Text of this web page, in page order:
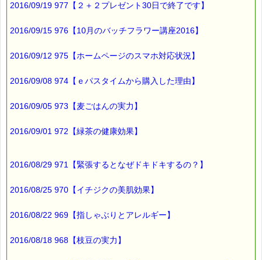
http://www.pass-thyme.com/guide/info.asp
■オススメの講座情報
→http://www.pass-thyme.com/office/ptt1-6days.asp
→https://www.facebook.com/pass.thyme.bach.flower
■ｅパスタイム通信編集長 ルコ＠千葉るみこ 編集後記
普段
血管のことは
あまり気にしていませんでした。
毎日食べるもので
少し気を配って
2016/09/19 977【２＋２プレゼント30日で終了です】
2016/09/15 976【10月のバッチフラワー講座2016】
2016/09/12 975【ホームページのスマホ対応状況】
2016/09/08 974【ｅパスタイムから購入した理由】
2016/09/05 973【麦ごはんの実力】
2016/09/01 972【緑茶の健康効果】
2016/08/29 971【緊張するとなぜドキドキするの？】
2016/08/25 970【イチジクの美肌効果】
2016/08/22 969【指しゃぶりとアレルギー】
2016/08/18 968【枝豆の実力】